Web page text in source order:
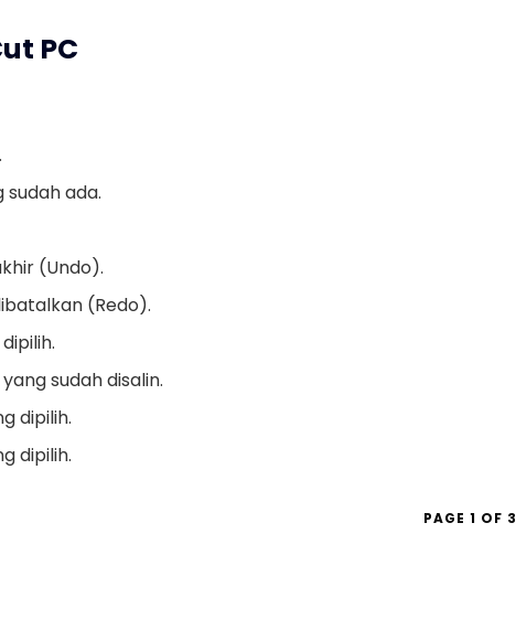
PC
ada.
(Undo).
(Redo).
sudah disalin.
dipilih.
dipilih.
PAGE 1 OF 3